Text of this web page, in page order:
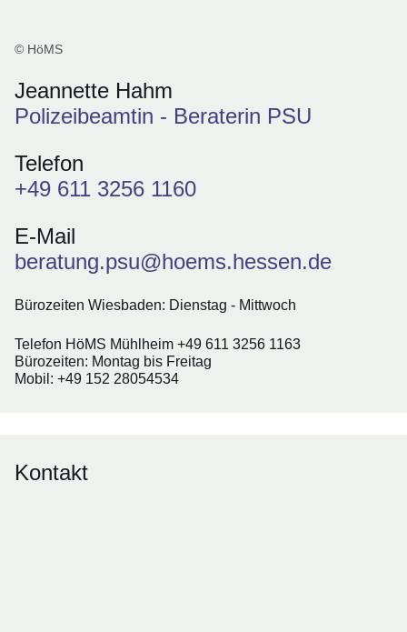
© HöMS
Jeannette Hahm
Polizeibeamtin - Beraterin PSU
Telefon
+49 611 3256 1160
E-Mail
beratung.psu@hoems.hessen.de
Bürozeiten Wiesbaden: Dienstag - Mittwoch
Telefon HöMS Mühlheim +49 611 3256 1163
Bürozeiten: Montag bis Freitag
Mobil: +49 152 28054534
Kontakt